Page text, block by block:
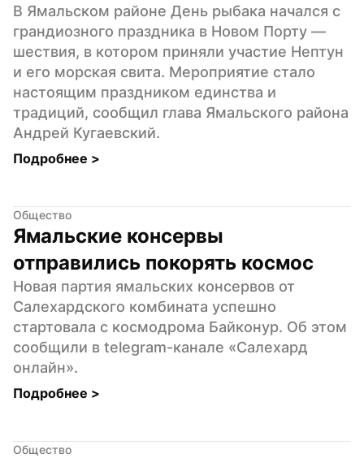
В Ямальском районе День рыбака начался с
грандиозного праздника в Новом Порту —
шествия, в котором приняли участие Нептун
и его морская свита. Мероприятие стало
настоящим праздником единства и
традиций, сообщил глава Ямальского района
Андрей Кугаевский.
Подробнее >
Общество
Ямальские консервы
отправились покорять космос
Новая партия ямальских консервов от
Салехардского комбината успешно
стартовала с космодрома Байконур. Об этом
сообщили в telegram-канале «Салехард
онлайн».
Подробнее >
Общество